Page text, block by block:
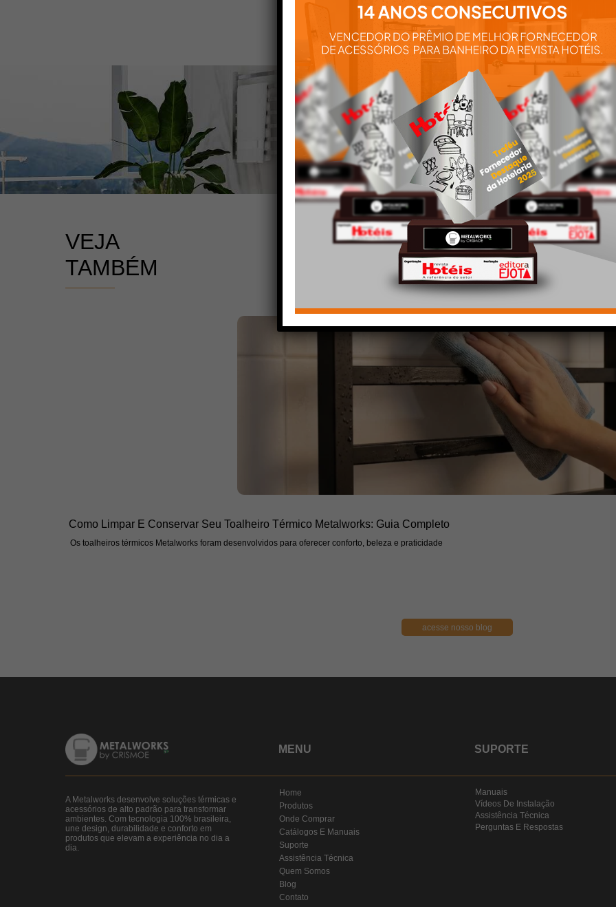
Aqui você
nossos
VEJA
TAMBÉM
Como Limpar E Conservar Seu Toalheiro Térmico Metalworks: Guia Completo
Os toalheiros térmicos Metalworks foram desenvolvidos para oferecer conforto, beleza e praticidade
acesse nosso blog
A Metalworks desenvolve soluções térmicas e
acessórios de alto padrão para transformar
ambientes. Com tecnologia 100% brasileira,
une design, durabilidade e conforto em
produtos que elevam a experiência no dia a
dia.
MENU
Home
Produtos
Onde Comprar
Catálogos E Manuais
Suporte
Assistência Técnica
Quem Somos
Blog
Contato
SUPORTE
Manuais
Vídeos De Instalação
Assistência Técnica
Perguntas E Respostas